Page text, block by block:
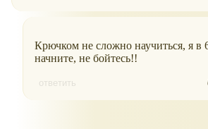
Крючком не сложно научиться, я в
начните, не бойтесь!!
ответить